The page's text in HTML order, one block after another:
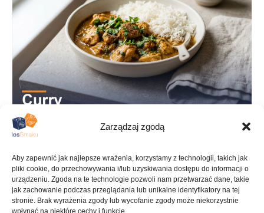
Zarządzaj zgodą
Aby zapewnić jak najlepsze wrażenia, korzystamy z technologii, takich jak
pliki cookie, do przechowywania i/lub uzyskiwania dostępu do informacji o
urządzeniu. Zgoda na te technologie pozwoli nam przetwarzać dane, takie
jak zachowanie podczas przeglądania lub unikalne identyfikatory na tej
stronie. Brak wyrażenia zgody lub wycofanie zgody może niekorzystnie
wpłynąć na niektóre cechy i funkcje.
PRZYGOTOWANIE
25 min
GOTOWANIE
40 min